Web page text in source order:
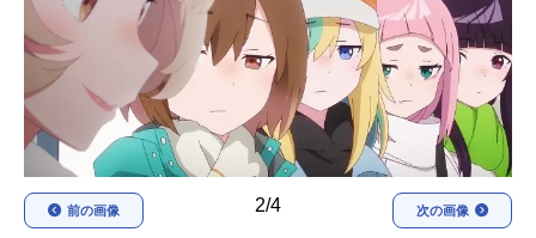
アニメ記事一覧 声優記事一覧
アニメ映画一覧 実写化映画一覧
今期アニメ曜日別一覧
春アニメ 2/4
前の画像 次の画像